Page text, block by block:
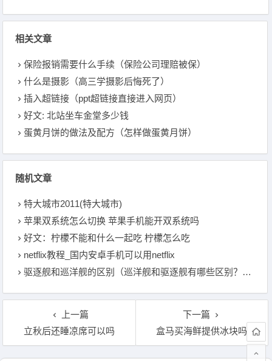
相关文章
保险报销需要什么手续（保险公司理赔被保）
什么是摄影（高三学摄影后悔死了）
插入超链接（ppt超链接直接进入网页）
好文: 北站坐车金堂多少钱
蛋黄月饼的做法及配方（怎样做蛋黄月饼）
随机文章
特大城市2011(特大城市)
苹果双系统怎么切换 苹果手机能开双系统吗
好文：柠檬不能和什么一起吃 柠檬怎么吃
netflix教程_国内安卓手机可以用netflix
驱逐舰和巡洋舰的区别（巡洋舰和驱逐舰有哪些区别？他们之间的所属属性是什么）
上一篇
立秋后还睡凉席可以吗
下一篇
盒马买海鲜提供冰块吗